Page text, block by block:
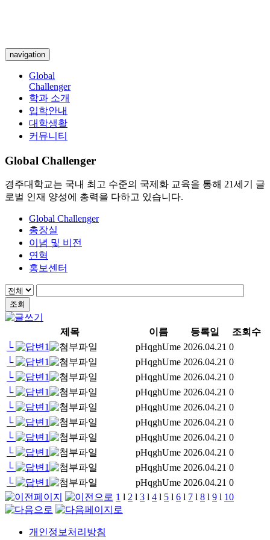
navigation
Global
Challenger
학과 소개
입학안내
대학생활
커뮤니티
Global Challenger
경주대학교는 국내 최고 수준의 국제화 교육을 통해 21세기 글
로벌 인재 양성에 총력을 다하고 있습니다.
Global Challenger
총장실
이념 및 비전
연혁
홍보센터
조회
제목 이름 등록일
조회수
└
1 pHqghUme 2026.04.21 0
└
1 pHqghUme 2026.04.21 0
└
1 pHqghUme 2026.04.21 0
└
1 pHqghUme 2026.04.21 0
└
1 pHqghUme 2026.04.21 0
└
1 pHqghUme 2026.04.21 0
└
1 pHqghUme 2026.04.21 0
└
1 pHqghUme 2026.04.21 0
└
1 pHqghUme 2026.04.21 0
└
1 pHqghUme 2026.04.21 0
1 l 2 l 3 l 4 l 5 l 6 l 7 l 8 l 9 l 10
개인정보처리방침